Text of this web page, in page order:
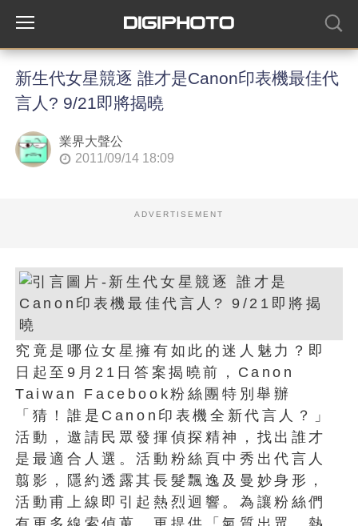
新生代女星競逐 誰才是Canon印表機最佳代
言人? 9/21即將揭曉
業界大聲公
2011/09/14 18:09
ADVERTISEMENT
究竟是哪位女星擁有如此的迷人魅力？即
日起至9月21日答案揭曉前，Canon
Taiwan Facebook粉絲團特別舉辦
「猜！誰是Canon印表機全新代言人？」
活動，邀請民眾發揮偵探精神，找出誰才
是最適合人選。活動粉絲頁中秀出代言人
翦影，隱約透露其長髮飄逸及曼妙身形，
活動甫上線即引起熱烈迴響。為讓粉絲們